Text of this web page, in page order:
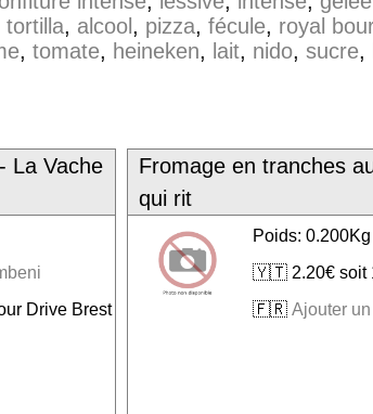
tortilla, alcool , pizza, fécule, royal
, tomate, heineken, lait, nido, sucre,
La Vache
Drive Brest
Fromage en tranches
qui rit
Poids: 0.200Kg
🇾🇹 2.20€ soit
🇫🇷 Ajouter